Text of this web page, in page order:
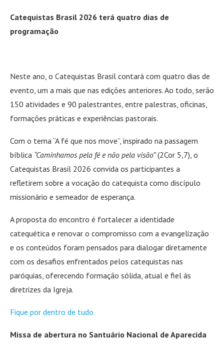
Catequistas Brasil 2026 terá quatro dias de
programação
Neste ano, o Catequistas Brasil contará com quatro dias de
evento, um a mais que nas edições anteriores. Ao todo, serão
150 atividades e 90 palestrantes, entre palestras, oficinas,
formações práticas e experiências pastorais.
Com o tema “A fé que nos move”, inspirado na passagem
bíblica “Caminhamos pela fé e não pela visão”(2Cor 5,7), o
Catequistas Brasil 2026 convida os participantes a
refletirem sobre a vocação do catequista como discípulo
missionário e semeador de esperança.
A proposta do encontro é fortalecer a identidade
catequética e renovar o compromisso com a evangelização
e os conteúdos foram pensados para dialogar diretamente
com os desafios enfrentados pelos catequistas nas
paróquias, oferecendo formação sólida, atual e fiel às
diretrizes da Igreja.
Fique por dentro de tudo
Missa de abertura no Santuário Nacional de Aparecida